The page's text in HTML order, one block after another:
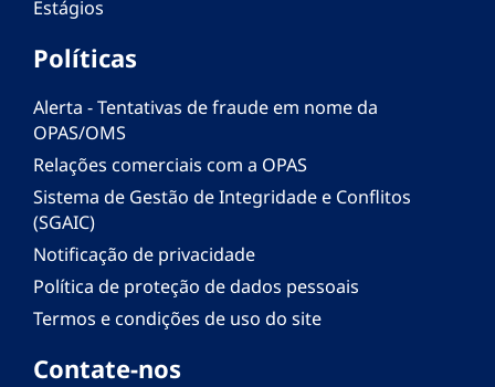
Estágios
Políticas
Alerta - Tentativas de fraude em nome da
OPAS/OMS
Relações comerciais com a OPAS
Sistema de Gestão de Integridade e Conflitos
(SGAIC)
Notificação de privacidade
Política de proteção de dados pessoais
Termos e condições de uso do site
Contate-nos